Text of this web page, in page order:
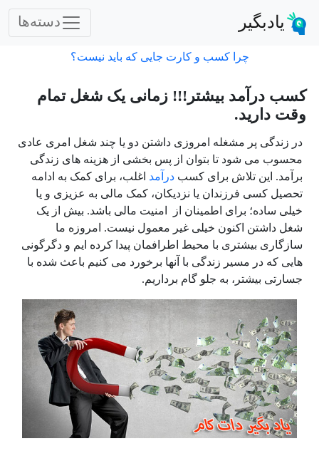
یادبگیر دسته‌ها
چرا کسب و کارت جایی که باید نیست؟
کسب درآمد بیشتر!!! زمانی یک شغل تمام
وقت دارید.
در زندگی پر مشغله امروزی داشتن دو یا چند شغل امری عادی
محسوب می شود تا بتوان از پس بخشی از هزینه های زندگی
برآمد. این تلاش برای کسب درآمد اغلب، برای کمک به ادامه
تحصیل کسی فرزندان یا نزدیکان، کمک مالی به عزیزی و یا
خیلی ساده؛ برای اطمینان از امنیت مالی باشد. بیش از یک
شغل داشتن اکنون خیلی غیر معمول نیست. امروزه ما
سازگاری بیشتری با محیط اطرافمان پیدا کرده ایم و دگرگونی
هایی که در مسیر زندگی با آنها برخورد می کنیم باعث شده با
جسارتی بیشتر، به جلو گام برداریم.